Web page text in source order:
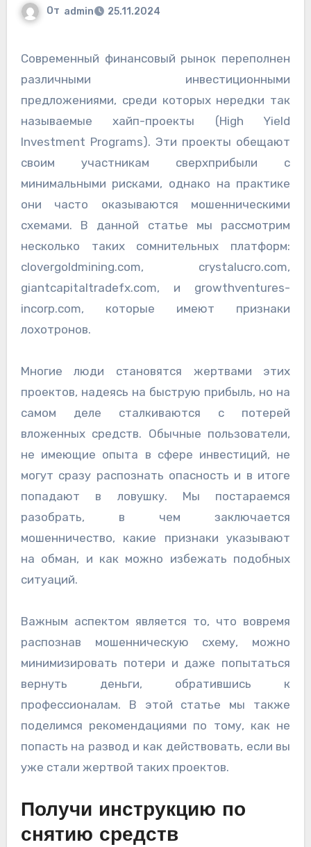
От admin 25.11.2024
Современный финансовый рынок переполнен
различными инвестиционными
предложениями, среди которых нередки так
называемые хайп-проекты (High Yield
Investment Programs). Эти проекты обещают
своим участникам сверхприбыли с
минимальными рисками, однако на практике
они часто оказываются мошенническими
схемами. В данной статье мы рассмотрим
несколько таких сомнительных платформ:
clovergoldmining.com, crystalucro.com,
giantcapitaltradefx.com, и growthventures-
incorp.com, которые имеют признаки
лохотронов.
Многие люди становятся жертвами этих
проектов, надеясь на быструю прибыль, но на
самом деле сталкиваются с потерей
вложенных средств. Обычные пользователи,
не имеющие опыта в сфере инвестиций, не
могут сразу распознать опасность и в итоге
попадают в ловушку. Мы постараемся
разобрать, в чем заключается
мошенничество, какие признаки указывают
на обман, и как можно избежать подобных
ситуаций.
Важным аспектом является то, что вовремя
распознав мошенническую схему, можно
минимизировать потери и даже попытаться
вернуть деньги, обратившись к
профессионалам. В этой статье мы также
поделимся рекомендациями по тому, как не
попасть на развод и как действовать, если вы
уже стали жертвой таких проектов.
Получи инструкцию по
снятию средств